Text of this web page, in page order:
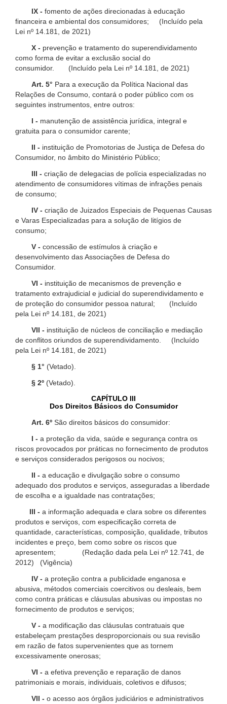
IX - fomento de ações direcionadas à educação
financeira e ambiental dos consumidores; (Incluído pela
Lei nº 14.181, de 2021)
X - prevenção e tratamento do superendividamento
como forma de evitar a exclusão social do
consumidor. (Incluído pela Lei nº 14.181, de 2021)
Art. 5° Para a execução da Política Nacional das
Relações de Consumo, contará o poder público com os
seguintes instrumentos, entre outros:
I - manutenção de assistência jurídica, integral e
gratuita para o consumidor carente;
II - instituição de Promotorias de Justiça de Defesa do
Consumidor, no âmbito do Ministério Público;
III - criação de delegacias de polícia especializadas no
atendimento de consumidores vítimas de infrações penais
de consumo;
IV - criação de Juizados Especiais de Pequenas Causas
e Varas Especializadas para a solução de litígios de
consumo;
V - concessão de estímulos à criação e
desenvolvimento das Associações de Defesa do
Consumidor.
VI - instituição de mecanismos de prevenção e
tratamento extrajudicial e judicial do superendividamento e
de proteção do consumidor pessoa natural; (Incluído
pela Lei nº 14.181, de 2021)
VII - instituição de núcleos de conciliação e mediação
de conflitos oriundos de superendividamento. (Incluído
pela Lei nº 14.181, de 2021)
§ 1° (Vetado).
§ 2º (Vetado).
CAPÍTULO III
Dos Direitos Básicos do Consumidor
Art. 6º São direitos básicos do consumidor:
I - a proteção da vida, saúde e segurança contra os
riscos provocados por práticas no fornecimento de produtos
e serviços considerados perigosos ou nocivos;
II - a educação e divulgação sobre o consumo
adequado dos produtos e serviços, asseguradas a liberdade
de escolha e a igualdade nas contratações;
III - a informação adequada e clara sobre os diferentes
produtos e serviços, com especificação correta de
quantidade, características, composição, qualidade, tributos
incidentes e preço, bem como sobre os riscos que
apresentem; (Redação dada pela Lei nº 12.741, de
2012) (Vigência)
IV - a proteção contra a publicidade enganosa e
abusiva, métodos comerciais coercitivos ou desleais, bem
como contra práticas e cláusulas abusivas ou impostas no
fornecimento de produtos e serviços;
V - a modificação das cláusulas contratuais que
estabeleçam prestações desproporcionais ou sua revisão
em razão de fatos supervenientes que as tornem
excessivamente onerosas;
VI - a efetiva prevenção e reparação de danos
patrimoniais e morais, individuais, coletivos e difusos;
VII - o acesso aos órgãos judiciários e administrativos